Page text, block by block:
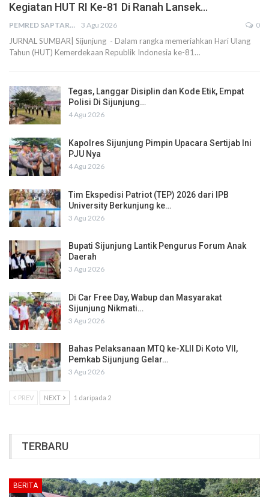
Kegiatan HUT RI Ke-81 Di Ranah Lansek…
PEMRED SAPTARIUS 3 Agu 2026 0
JURNAL SUMBAR| Sijunjung - Dalam rangka memeriahkan Hari Ulang
Tahun (HUT) Kemerdekaan Republik Indonesia ke-81…
Tegas, Langgar Disiplin dan Kode Etik, Empat
Polisi Di Sijunjung…
4 Agu 2026
Kapolres Sijunjung Pimpin Upacara Sertijab Ini
PJU Nya
4 Agu 2026
Tim Ekspedisi Patriot (TEP) 2026 dari IPB
University Berkunjung ke…
3 Agu 2026
Bupati Sijunjung Lantik Pengurus Forum Anak
Daerah
3 Agu 2026
Di Car Free Day, Wabup dan Masyarakat
Sijunjung Nikmati…
3 Agu 2026
Bahas Pelaksanaan MTQ ke-XLII Di Koto VII,
Pemkab Sijunjung Gelar…
3 Agu 2026
PREV NEXT 1 daripada 2
TERBARU
BERITA